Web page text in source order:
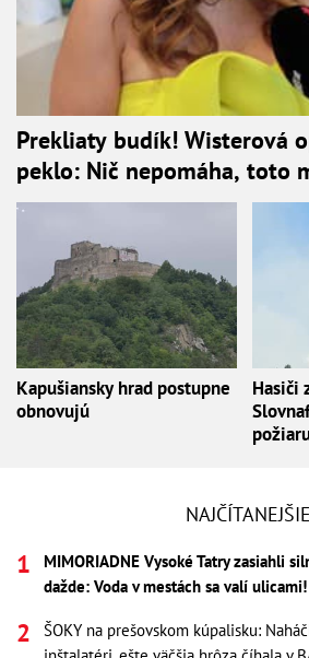
Prekliaty budík! Wisterová
peklo: Nič nepomáha, toto
Kapušiansky hrad postupne
obnovujú
Hasiči
NAJČÍTANEJŠIE
MIMORIADNE Vysoké Tatry zasiahli
dažde: Voda v mestách sa valí ulicami!
ŠOKY na prešovskom kúpalisku: